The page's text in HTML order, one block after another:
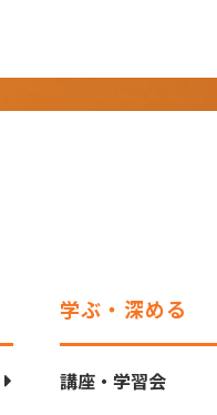
学ぶ・深める
講座・学習会